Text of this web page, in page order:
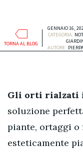
TORNA AL BLOG
GENNAIO 16,
CATEGORIA:
AUTORE:
Gli orti rialzati
soluzione
piante, ortaggi
esteticamente